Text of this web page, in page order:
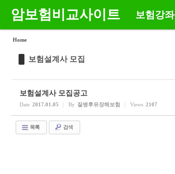
암보험비교사이트 보험강좌
Home
보험설계사 모집
보험설계사 모집공고
Date 2017.01.05 By 질병후유장해보험 Views 2107
목록 검색
Sketchbook5, 스케치북5
Sketchbook5, 스케치북5
Sketchbook5, 스케치북5
Sketchbook5, 스케치북5